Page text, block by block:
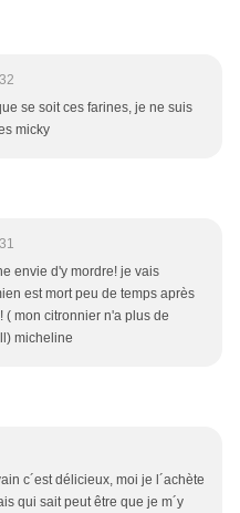
se soit ces farines, je ne suis
micky
envie d'y mordre! je vais
est mort peu de temps après
( mon citronnier n'a plus de
micheline
c´est délicieux, moi je l´achète
qui sait peut être que je m´y